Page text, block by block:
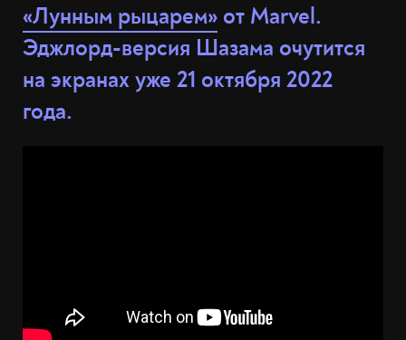
«Лунным рыцарем» от Marvel.
Эджлорд-версия Шазама очутится
на экранах уже 21 октября 2022
года.